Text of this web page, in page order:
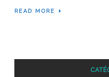
READ MORE